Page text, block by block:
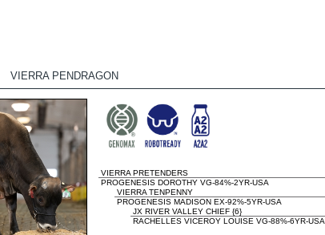
VIERRA PENDRAGON
VIERRA PRETENDERS
PROGENESIS DOROTHY VG-84%-2YR-USA
VIERRA TENPENNY
PROGENESIS MADISON EX-92%-5YR-USA
JX RIVER VALLEY CHIEF {6}
RACHELLES VICEROY LOUISE VG-88%-6YR-USA